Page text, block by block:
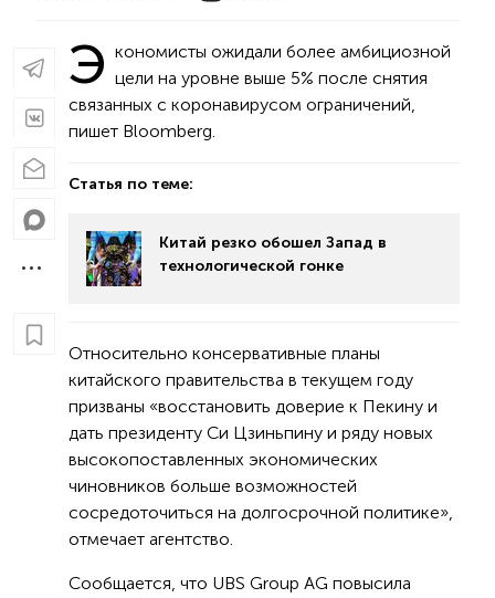
Э кономисты ожидали более амбициозной
цели на уровне выше 5% после снятия
связанных с коронавирусом ограничений,
пишет Bloomberg.
Статья по теме:
Китай резко обошел Запад в
технологической гонке
Относительно консервативные планы
китайского правительства в текущем году
призваны «восстановить доверие к Пекину и
дать президенту Си Цзиньпину и ряду новых
высокопоставленных экономических
чиновников больше возможностей
сосредоточиться на долгосрочной политике»,
отмечает агентство.
Сообщается, что UBS Group AG повысила